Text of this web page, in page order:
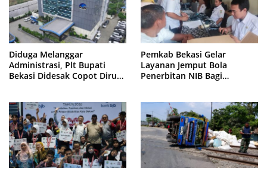
Diduga Melanggar
Administrasi, Plt Bupati
Bekasi Didesak Copot Dirum
Pemkab Bekasi Gelar
Layanan Jemput Bola
Penerbitan NIB Bagi